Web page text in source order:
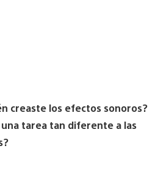
creaste los efectos sonoros?
tarea tan diferente a las